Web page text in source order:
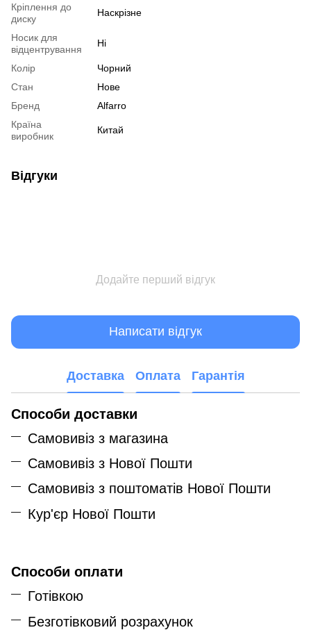
Кріплення до
диску
Наскрізне
Носик для
відцентрування
Ні
Колір
Чорний
Стан
Нове
Бренд
Alfarro
Країна
виробник
Китай
Відгуки
Додайте перший відгук
Написати відгук
Доставка Оплата Гарантія
Способи доставки
Самовивіз з магазина
Самовивіз з Нової Пошти
Самовивіз з поштоматів Нової Пошти
Кур'єр Нової Пошти
Способи оплати
Готівкою
Безготівковий розрахунок